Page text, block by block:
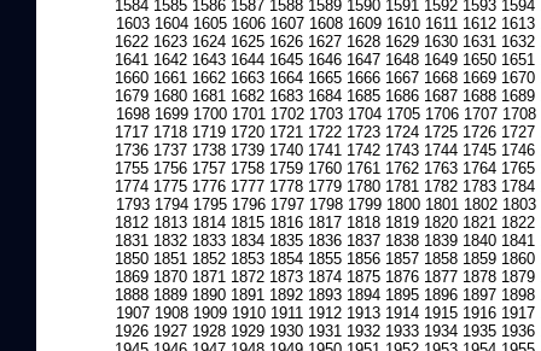
1584 1585 1586 1587 1588 1589 1590 1591 1592 1593 1594
1603 1604 1605 1606 1607 1608 1609 1610 1611 1612 1613
1622 1623 1624 1625 1626 1627 1628 1629 1630 1631 1632
1641 1642 1643 1644 1645 1646 1647 1648 1649 1650 1651
1660 1661 1662 1663 1664 1665 1666 1667 1668 1669 1670
1679 1680 1681 1682 1683 1684 1685 1686 1687 1688 1689
1698 1699 1700 1701 1702 1703 1704 1705 1706 1707 1708
1717 1718 1719 1720 1721 1722 1723 1724 1725 1726 1727
1736 1737 1738 1739 1740 1741 1742 1743 1744 1745 1746
1755 1756 1757 1758 1759 1760 1761 1762 1763 1764 1765
1774 1775 1776 1777 1778 1779 1780 1781 1782 1783 1784
1793 1794 1795 1796 1797 1798 1799 1800 1801 1802 1803
1812 1813 1814 1815 1816 1817 1818 1819 1820 1821 1822
1831 1832 1833 1834 1835 1836 1837 1838 1839 1840 1841
1850 1851 1852 1853 1854 1855 1856 1857 1858 1859 1860
1869 1870 1871 1872 1873 1874 1875 1876 1877 1878 1879
1888 1889 1890 1891 1892 1893 1894 1895 1896 1897 1898
1907 1908 1909 1910 1911 1912 1913 1914 1915 1916 1917
1926 1927 1928 1929 1930 1931 1932 1933 1934 1935 1936